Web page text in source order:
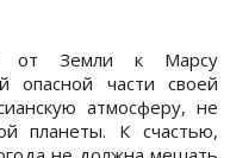
от Земли к Марсу
опасной части своей
атмосферу, не
планеты. К счастью,